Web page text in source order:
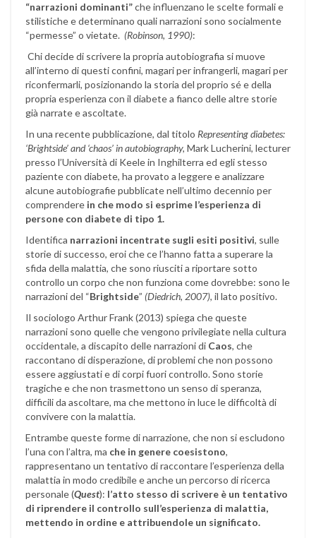
“narrazioni dominanti”che influenzano le scelte formali e
stilistiche e determinano quali narrazioni sono socialmente
“permesse” o vietate. (Robinson, 1990):
Chi decide di scrivere la propria autobiografia si muove
all’interno di questi confini, magari per infrangerli, magari per
riconfermarli, posizionando la storia del proprio sé e della
propria esperienza con il diabete a fianco delle altre storie
già narrate e ascoltate.
In una recente pubblicazione, dal titolo Representing diabetes:
‘Brightside’ and ‘chaos’ in autobiography, Mark Lucherini, lecturer
presso l’Università di Keele in Inghilterra ed egli stesso
paziente con diabete, ha provato a leggere e analizzare
alcune autobiografie pubblicate nell’ultimo decennio per
comprendere in che modo si esprime l’esperienza di
persone con diabete di tipo 1.
Identifica narrazioni incentrate sugli esiti positivi, sulle
storie di successo, eroi che ce l’hanno fatta a superare la
sfida della malattia, che sono riusciti a riportare sotto
controllo un corpo che non funziona come dovrebbe: sono le
narrazioni del “Brightside” (Diedrich, 2007), il lato positivo.
Il sociologo Arthur Frank (2013) spiega che queste
narrazioni sono quelle che vengono privilegiate nella cultura
occidentale, a discapito delle narrazioni di Caos, che
raccontano di disperazione, di problemi che non possono
essere aggiustati e di corpi fuori controllo. Sono storie
tragiche e che non trasmettono un senso di speranza,
difficili da ascoltare, ma che mettono in luce le difficoltà di
convivere con la malattia.
Entrambe queste forme di narrazione, che non si escludono
l’una con l’altra, ma che in genere coesistono,
rappresentano un tentativo di raccontare l’esperienza della
malattia in modo credibile e anche un percorso di ricerca
personale (Quest): l’atto stesso di scrivere è un tentativo
di riprendere il controllo sull’esperienza di malattia,
mettendo in ordine e attribuendole un significato.